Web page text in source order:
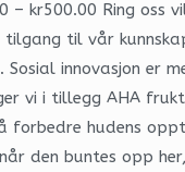
– kr500.00 Ring oss
til vår
innovasjon er
vi i tillegg AHA
forbedre hudens
den buntes opp